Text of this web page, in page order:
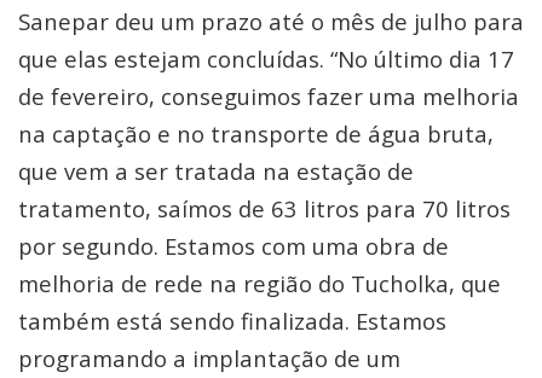
Sanepar deu um prazo até o mês de julho para
que elas estejam concluídas. “No último dia 17
de fevereiro, conseguimos fazer uma melhoria
na captação e no transporte de água bruta,
que vem a ser tratada na estação de
tratamento, saímos de 63 litros para 70 litros
por segundo. Estamos com uma obra de
melhoria de rede na região do Tucholka, que
também está sendo finalizada. Estamos
programando a implantação de um